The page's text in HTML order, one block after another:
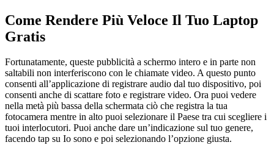
Come Rendere Più Veloce Il Tuo Laptop
Gratis
Fortunatamente, queste pubblicità a schermo intero e in parte non
saltabili non interferiscono con le chiamate video. A questo punto
consenti all’applicazione di registrare audio dal tuo dispositivo, poi
consenti anche di scattare foto e registrare video. Ora puoi vedere
nella metà più bassa della schermata ciò che registra la tua
fotocamera mentre in alto puoi selezionare il Paese tra cui scegliere i
tuoi interlocutori. Puoi anche dare un’indicazione sul tuo genere,
facendo tap su Io sono e poi selezionando l’opzione giusta.